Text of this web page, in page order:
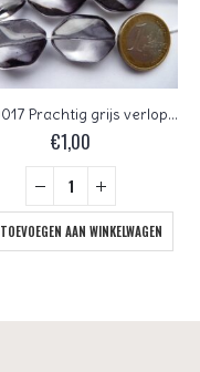
0020017 Prachtig grijs verlopende kleur, groot.
€1,00
TOEVOEGEN AAN WINKELWAGEN